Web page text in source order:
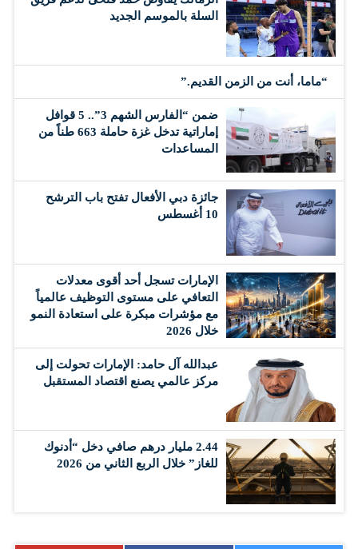
السلة بالموسم الجديد
“ماما، أنت من الزمن القديم.”
ضمن “الفارس الشهم 3”.. 5 قوافل
إماراتية تدخل غزة حاملة 663 طناً من
المساعدات
جائزة دبي الأفعال تفتح باب الترشح
10 أغسطس
الإمارات تسجل أحد أقوى معدلات
التعافي على مستوى التوظيف عالمياً
مع مؤشرات مبكرة على استعادة النمو
خلال 2026
عبدالله آل حامد: الإمارات تحولت إلى
مركز عالمي يصنع اقتصاد المستقبل
2.44 مليار درهم صافي دخل “أدنوك
للغاز” خلال الربع الثاني من 2026